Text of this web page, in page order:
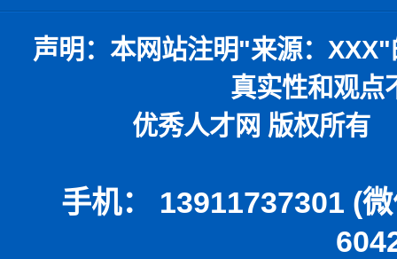
声明：本网站注明"来源： XXX"
真实性和观点
优秀人才网 版权所有 本网
手机： 13911737301 (